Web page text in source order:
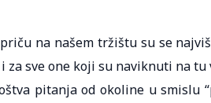
na našem tržištu su se
sve one koji su naviknuti na
pitanja od okoline u smislu